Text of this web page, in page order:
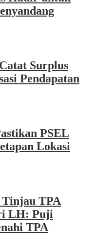
Surplus
Pendapatan
PSEL
Lokasi
TPA
LH: Puji
TPA